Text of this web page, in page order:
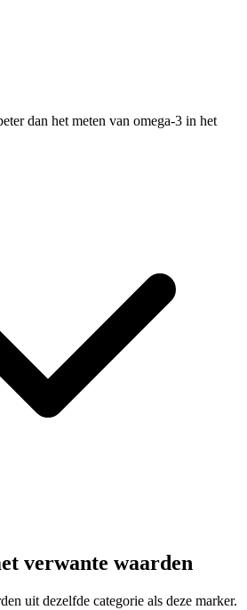
dan het meten van omega-3 in het
verwante waarden
uit dezelfde categorie als deze marker.